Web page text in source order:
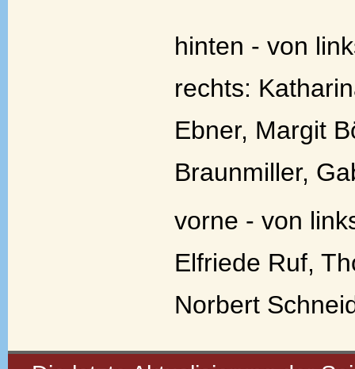
hinten - von
rechts:
Ebner, Margit
Braunmiller,
vorne - von
Elfriede Ruf,
Norbert